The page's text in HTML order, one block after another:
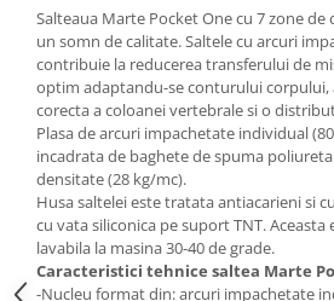
Mobila camera copii
Scaune birou pentru copii
Saltele patuturi copii
Paturi copii
Masa si scaune gradinita
Seturi comode living si dormitor
Salteaua Marte Pocket One cu 7 zone
un somn de calitate. Saltele cu arcuri
contribuie la reducerea transferului de
optim adaptandu-se conturului corpului,
corecta a coloanei vertebrale si o
Plasa de arcuri impachetate individual
incadrata de baghete de spuma
densitate (28 kg/mc).
Husa saltelei este tratata antiacarieni si
cu vata siliconica pe suport TNT. Aceasta
lavabila la masina 30-40 de grade.
Caracteristici tehnice saltea Marte
-Nucleu format din: arcuri impachetate